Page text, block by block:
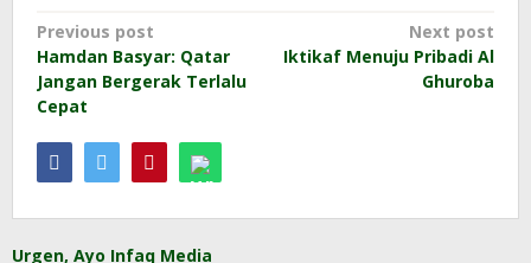
Post
navigation
Previous post
Hamdan Basyar: Qatar
Jangan Bergerak Terlalu
Cepat
Next post
Iktikaf Menuju Pribadi Al
Ghuroba
Urgen, Ayo Infaq Media